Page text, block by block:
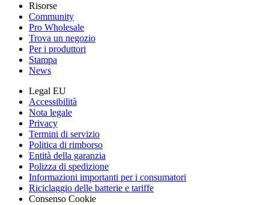
Risorse
Community
Pro Wholesale
Trova un negozio
Per i produttori
Stampa
News
Legal EU
Accessibilità
Nota legale
Privacy
Termini di servizio
Politica di rimborso
Entità della garanzia
Polizza di spedizione
Informazioni importanti per i consumatori
Riciclaggio delle batterie e tariffe
Consenso Cookie